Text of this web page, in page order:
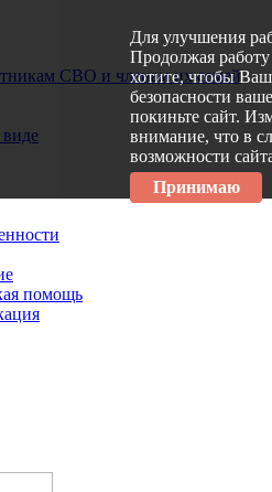
СВО и членам их семей
помощь
Для улучшения
Продолжая
хотите, чтобы
безопасности
покиньте сайт.
внимание, что в
возможности
Принимаю